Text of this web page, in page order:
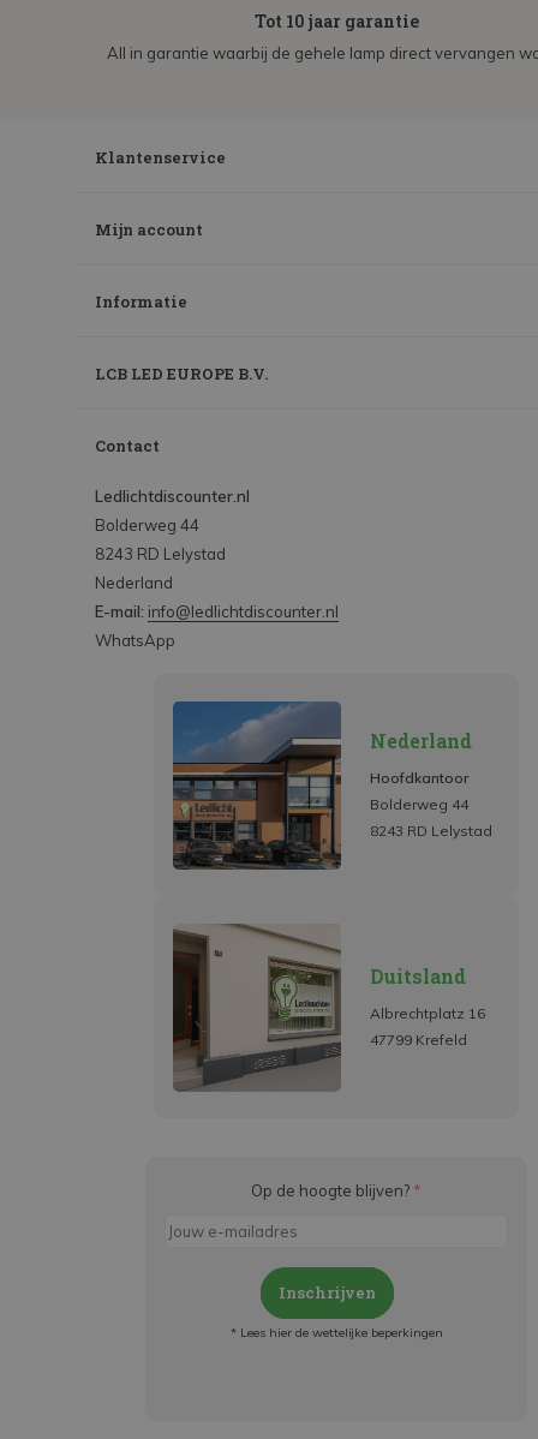
Tot 10 jaar garantie
All in garantie waarbij de gehele lamp direct vervangen
Klantenservice
Mijn account
Informatie
LCB LED EUROPE B.V.
Contact
Ledlichtdiscounter.nl
Bolderweg 44
8243 RD Lelystad
Nederland
E-mail: info@ledlichtdiscounter.nl
WhatsApp
Nederland
Hoofdkantoor
Bolderweg 44
8243 RD Lelystad
Duitsland
Albrechtplatz 16
47799 Krefeld
Op de hoogte blijven? *
Inschrijven
* Lees hier de wettelijke beperkingen